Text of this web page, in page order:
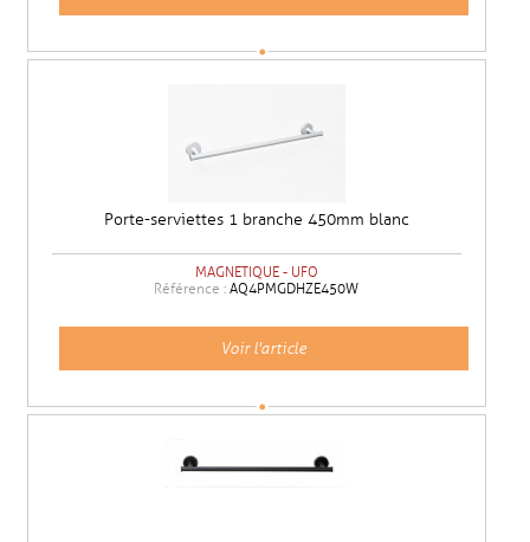
Porte-serviettes 1 branche 450mm blanc
MAGNETIQUE - UFO
Référence :AQ4PMGDHZE450W
Voir l'article